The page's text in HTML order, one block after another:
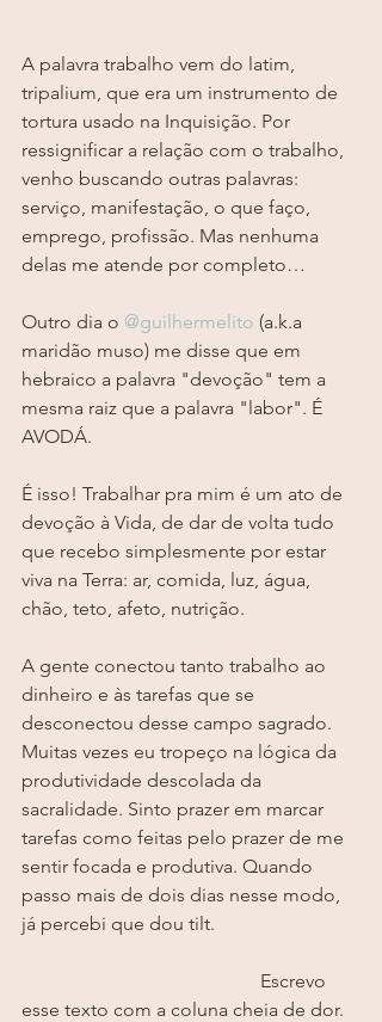
A palavra trabalho vem do latim,
tripalium, que era um instrumento de
tortura usado na Inquisição. Por
ressignificar a relação com o trabalho,
venho buscando outras palavras:
serviço, manifestação, o que faço,
emprego, profissão. Mas nenhuma
delas me atende por completo…
Outro dia o @guilhermelito (a.k.a
maridão muso) me disse que em
hebraico a palavra "devoção" tem a
mesma raiz que a palavra "labor". É
AVODÁ.
É isso! Trabalhar pra mim é um ato de
devoção à Vida, de dar de volta tudo
que recebo simplesmente por estar
viva na Terra: ar, comida, luz, água,
chão, teto, afeto, nutrição.
A gente conectou tanto trabalho ao
dinheiro e às tarefas que se
desconectou desse campo sagrado.
Muitas vezes eu tropeço na lógica da
produtividade descolada da
sacralidade. Sinto prazer em marcar
tarefas como feitas pelo prazer de me
sentir focada e produtiva. Quando
passo mais de dois dias nesse modo,
já percebi que dou tilt.
⠀⠀⠀⠀⠀⠀⠀⠀ ⠀⠀⠀⠀⠀⠀⠀⠀ Escrevo
esse texto com a coluna cheia de dor.